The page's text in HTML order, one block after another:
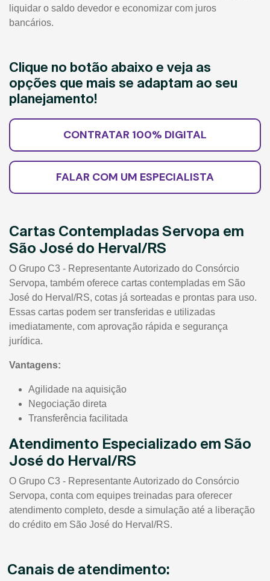
liquidar o saldo devedor e economizar com juros
bancários.
Clique no botão abaixo e veja as
opções que mais se adaptam ao seu
planejamento!
CONTRATAR 100% DIGITAL
FALAR COM UM ESPECIALISTA
Cartas Contempladas Servopa em
São José do Herval/RS
O Grupo C3 - Representante Autorizado do Consórcio
Servopa, também oferece cartas contempladas em São
José do Herval/RS, cotas já sorteadas e prontas para uso.
Essas cartas podem ser transferidas e utilizadas
imediatamente, com aprovação rápida e segurança
jurídica.
Vantagens:
Agilidade na aquisição
Negociação direta
Transferência facilitada
Atendimento Especializado em São
José do Herval/RS
O Grupo C3 - Representante Autorizado do Consórcio
Servopa, conta com equipes treinadas para oferecer
atendimento completo, desde a simulação até a liberação
do crédito em São José do Herval/RS.
Canais de atendimento: